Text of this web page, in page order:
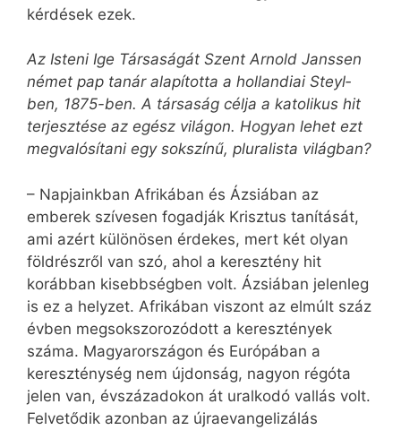
kérdések ezek.
Az Isteni Ige Társaságát Szent Arnold Janssen
német pap tanár alapította a hollandiai Steyl­
ben, 1875-ben. A társaság célja a katolikus hit
terjesztése az egész világon. Hogyan lehet ezt
megvalósítani egy sokszínű, pluralista világban?
– Napjainkban Afrikában és Ázsiában az
emberek szívesen fogadják Krisztus tanítását,
ami azért különösen érdekes, mert két olyan
földrészről van szó, ahol a keresztény hit
korábban kisebbségben volt. Ázsiában jelenleg
is ez a helyzet. Afrikában viszont az elmúlt száz
évben megsokszorozódott a keresztények
száma. Magyarországon és Európában a
kereszténység nem újdonság, nagyon rég­óta
jelen van, évszázadokon át uralkodó vallás volt.
Felvetődik azonban az újraevangelizálás